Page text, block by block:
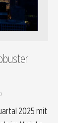
2025 mit